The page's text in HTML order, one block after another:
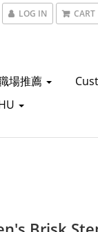
LOG IN CART
場推薦